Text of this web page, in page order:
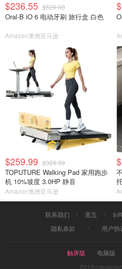
$236.55 $529.00
Oral-B iO 6 电动牙刷 旅行盒 白色
Amazon澳洲亚马逊
$259.99 $329.99
TOPUTURE Walking Pad 家用跑步
机 10%坡度 3.0HP 静音
Amazon澳洲亚马逊
联系我们 黑五
隐私条款
用户协
触屏版 电脑版